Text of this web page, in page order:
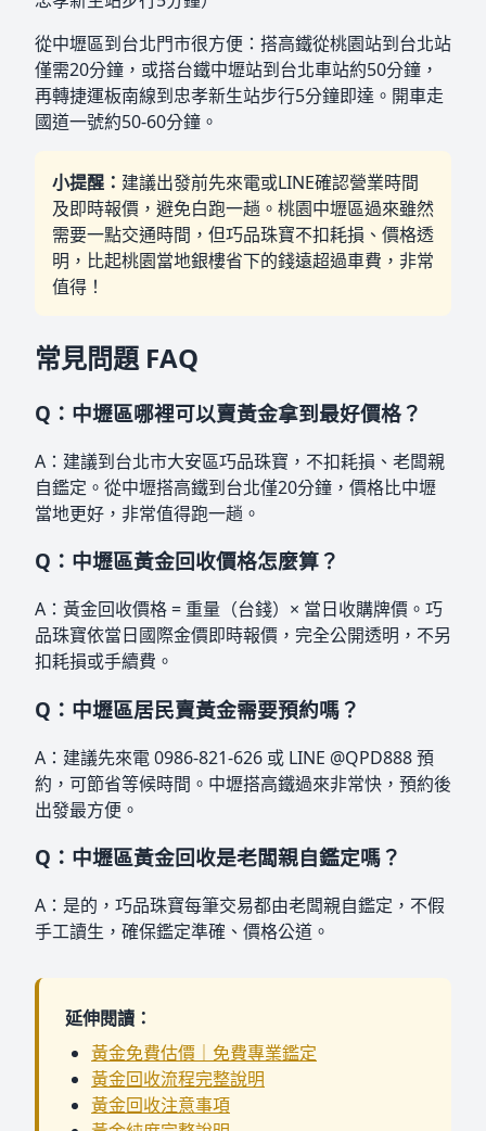
從中壢區到台北門市很方便：搭高鐵從桃園站到台北站
僅需20分鐘，或搭台鐵中壢站到台北車站約50分鐘，
再轉捷運板南線到忠孝新生站步行5分鐘即達。開車走
國道一號約50-60分鐘。
小提醒： 建議出發前先來電或LINE確認營業時間
及即時報價，避免白跑一趟。桃園中壢區過來雖然
需要一點交通時間，但巧品珠寶不扣耗損、價格透
明，比起桃園當地銀樓省下的錢遠超過車費，非常
值得！
常見問題 FAQ
Q：中壢區哪裡可以賣黃金拿到最好價格？
A：建議到台北市大安區巧品珠寶，不扣耗損、老闆親
自鑑定。從中壢搭高鐵到台北僅20分鐘，價格比中壢
當地更好，非常值得跑一趟。
Q：中壢區黃金回收價格怎麼算？
A：黃金回收價格 = 重量（台錢）× 當日收購牌價。巧
品珠寶依當日國際金價即時報價，完全公開透明，不另
扣耗損或手續費。
Q：中壢區居民賣黃金需要預約嗎？
A：建議先來電 0986-821-626 或 LINE @QPD888 預
約，可節省等候時間。中壢搭高鐵過來非常快，預約後
出發最方便。
Q：中壢區黃金回收是老闆親自鑑定嗎？
A：是的，巧品珠寶每筆交易都由老闆親自鑑定，不假
手工讀生，確保鑑定準確、價格公道。
延伸閱讀：
黃金免費估價｜免費專業鑑定
黃金回收流程完整說明
黃金回收注意事項